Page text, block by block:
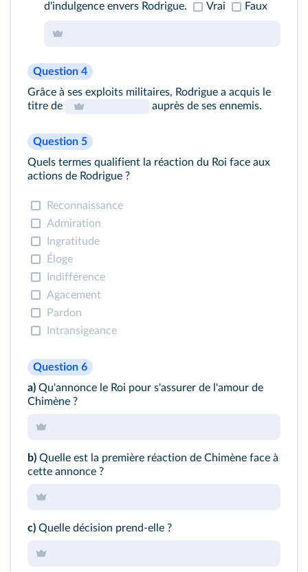
d'indulgence envers Rodrigue.
Vrai Faux
Question 4
Grâce à ses exploits militaires, Rodrigue a acquis le
titre de
auprès de ses ennemis.
Question 5
Quels termes qualifient la réaction du Roi face aux
actions de Rodrigue ?
Reconnaissance
Admiration
Ingratitude
Éloge
Indifférence
Agacement
Pardon
Intransigeance
Question 6
a) Qu'annonce le Roi pour s'assurer de l'amour de
Chimène ?
b) Quelle est la première réaction de Chimène face à
cette annonce ?
c) Quelle décision prend‐elle ?